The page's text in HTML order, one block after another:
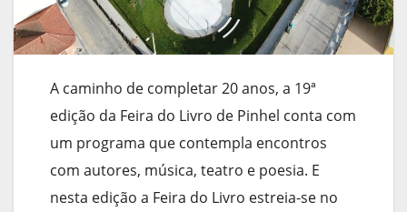
A caminho de completar 20 anos, a 19ª
edição da Feira do Livro de Pinhel conta com
um programa que contempla encontros
com autores, música, teatro e poesia. E
nesta edição a Feira do Livro estreia-se no